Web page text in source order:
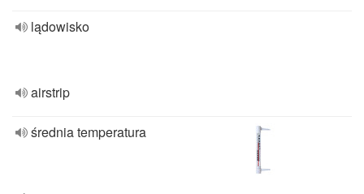
lądowisko
airstrip
średnia temperatura